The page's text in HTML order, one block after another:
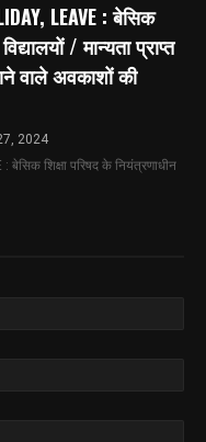
LEAVE : बेसिक
/ मान्यता प्राप्त
वाले अवकाशों की
2024
शिक्षा परिषद के नियंत्रणाधीन